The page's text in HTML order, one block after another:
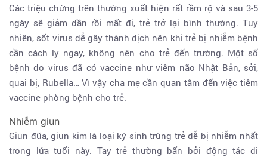
Các triệu chứng trên thường xuất hiện rất rầm rộ và sau 3-5
ngày sẽ giảm dần rồi mất đi, trẻ trở lại bình thường. Tuy
nhiên, sốt virus dễ gây thành dịch nên khi trẻ bị nhiễm bệnh
cần cách ly ngay, không nên cho trẻ đến trường. Một số
bệnh do virus đã có vaccine như viêm não Nhật Bản, sởi,
quai bị, Rubella… Vì vậy cha mẹ cần quan tâm đến việc tiêm
vaccine phòng bệnh cho trẻ.
Nhiễm giun
Giun đũa, giun kim là loại ký sinh trùng trẻ dễ bị nhiễm nhất
trong lứa tuổi này. Tay trẻ thường bẩn bởi động tác di